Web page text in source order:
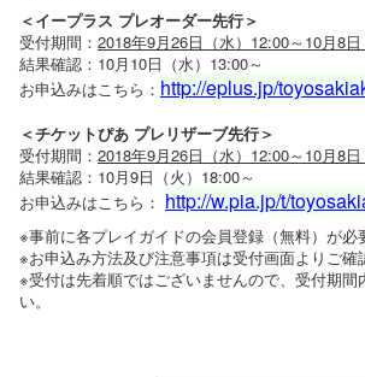
＜イープラス プレオーダー先行＞
受付期間： 2018年9月26日（水）12:00～10月8
結果確認：10月10日（水）13:00～
お申込みはこちら： http://eplus.jp/
＜チケットぴあ プレリザーブ先行＞
受付期間： 2018年9月26日（水）12:00～10月8
結果確認：10月9日（火）18:00～
お申込みはこちら： http://w.pia.jp/t/
※事前に各プレイガイドの会員登録（無料）が必
※お申込み方法及び注意事項は受付画面よりご確
※受付は先着順ではございませんので、受付期間
い。